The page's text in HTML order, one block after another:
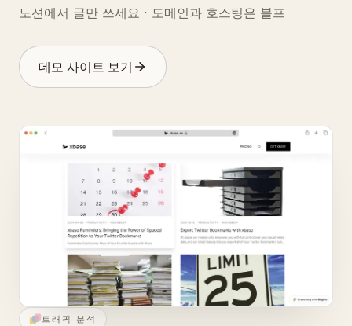
노션에서 글만 쓰세요 · 도메인과 호스팅은 블프
데모 사이트 보기
트래픽 분석